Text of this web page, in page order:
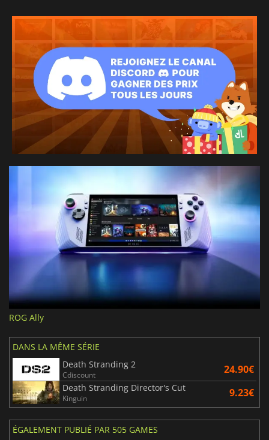
ROG Ally
DANS LA MÊME SÉRIE
Death Stranding 2
Cdiscount 24.90€
Death Stranding Director's Cut
Kinguin 9.23€
ÉGALEMENT PUBLIÉ PAR 505 GAMES